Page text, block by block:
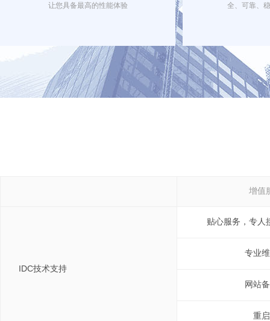
让您具备最高的性能体验
全、可靠、
增值
IDC技术支持
贴心服务，专人
专业
网站
重